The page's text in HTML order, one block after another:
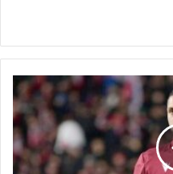
L’ASO
Chlef
entre
dans
la
course